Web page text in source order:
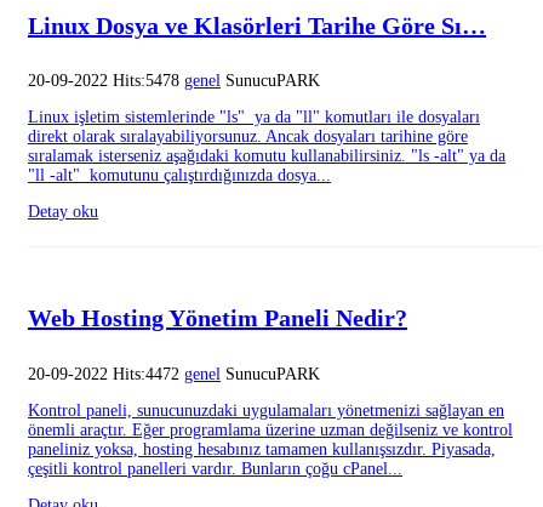
Linux Dosya ve Klasörleri Tarihe Göre Sı…
20-09-2022 Hits:5478 genel SunucuPARK
Linux işletim sistemlerinde "ls" ya da "ll" komutları ile dosyaları
direkt olarak sıralayabiliyorsunuz. Ancak dosyaları tarihine göre
sıralamak isterseniz aşağıdaki komutu kullanabilirsiniz. "ls -alt" ya da
"ll -alt" komutunu çalıştırdığınızda dosya...
Detay oku
Web Hosting Yönetim Paneli Nedir?
20-09-2022 Hits:4472 genel SunucuPARK
Kontrol paneli, sunucunuzdaki uygulamaları yönetmenizi sağlayan en
önemli araçtır. Eğer programlama üzerine uzman değilseniz ve kontrol
paneliniz yoksa, hosting hesabınız tamamen kullanışsızdır. Piyasada,
çeşitli kontrol panelleri vardır. Bunların çoğu cPanel...